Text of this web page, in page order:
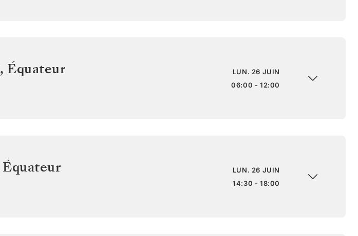
, Équateur
LUN. 26 JUIN
06:00 - 12:00
Équateur
LUN. 26 JUIN
14:30 - 18:00